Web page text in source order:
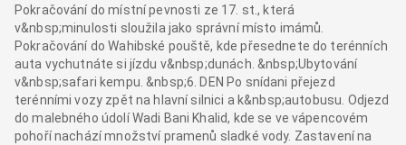
Pokračování do místní pevnosti ze 17. st., která
v&nbsp;minulosti sloužila jako správní místo imámů.
Pokračování do Wahibské pouště, kde přesednete do terénních
auta vychutnáte si jízdu v&nbsp;dunách. &nbsp;Ubytování
v&nbsp;safari kempu. &nbsp;6. DEN Po snídani přejezd
terénními vozy zpět na hlavní silnici a k&nbsp;autobusu. Odjezd
do malebného údolí Wadi Bani Khalid, kde se ve vápencovém
pohoří nachází množství pramenů sladké vody. Zastavení na